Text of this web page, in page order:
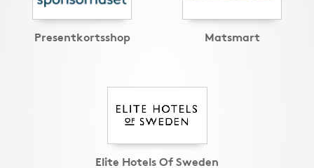
Presentkortsshop Matsmart
Elite Hotels Of Sweden